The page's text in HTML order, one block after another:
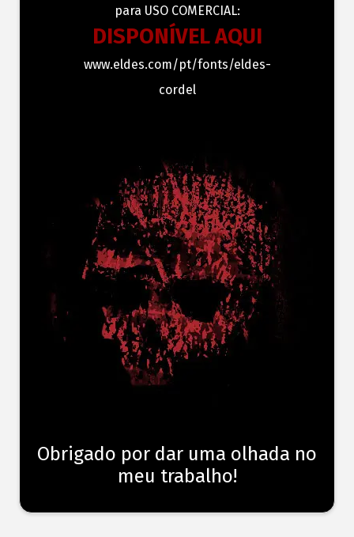
para USO COMERCIAL:
DISPONÍVEL AQUI
www.eldes.com/pt/fonts/eldes-
cordel
Obrigado por dar uma olhada no
meu trabalho!